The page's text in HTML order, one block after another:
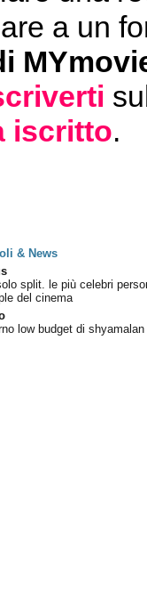
a un
iscritto.
& News
split. le più celebri
del cinema
low budget di shyamalan